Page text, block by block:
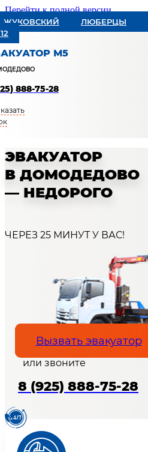
Перейти к полной версии
ЖУКОВСКИЙ ЛЮБЕРЦЫ
М5
888-75-28
ЭВАКУАТОР
В ДОМОДЕДОВО
— НЕДОРОГО
ЧЕРЕЗ 25 МИНУТ У ВАС!
Вызвать эвакуатор
или звоните
8 (925) 888-75-28